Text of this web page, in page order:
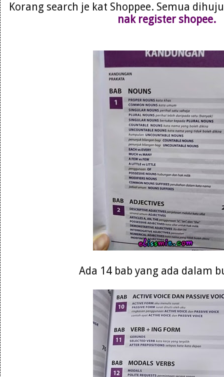
Korang search je kat Shoppee. Semua
nak register shopee.
Ada 14 bab yang ada dalam